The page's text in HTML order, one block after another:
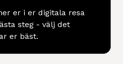
er i er digitala resa
steg - välj det
er bäst.